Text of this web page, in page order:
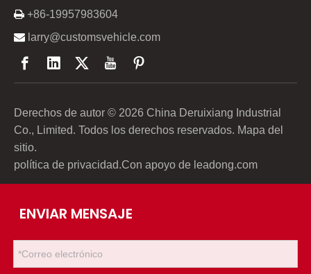
 +86-19957983604
 larry@customsvehicle.com
Derechos de autor © 2026 China Deruixiang Industrial
Co., Limited. Todos los derechos reservados. Mapa del
sitio.
política de privacidad.Con apoyo de leadong.com
ENVIAR MENSAJE